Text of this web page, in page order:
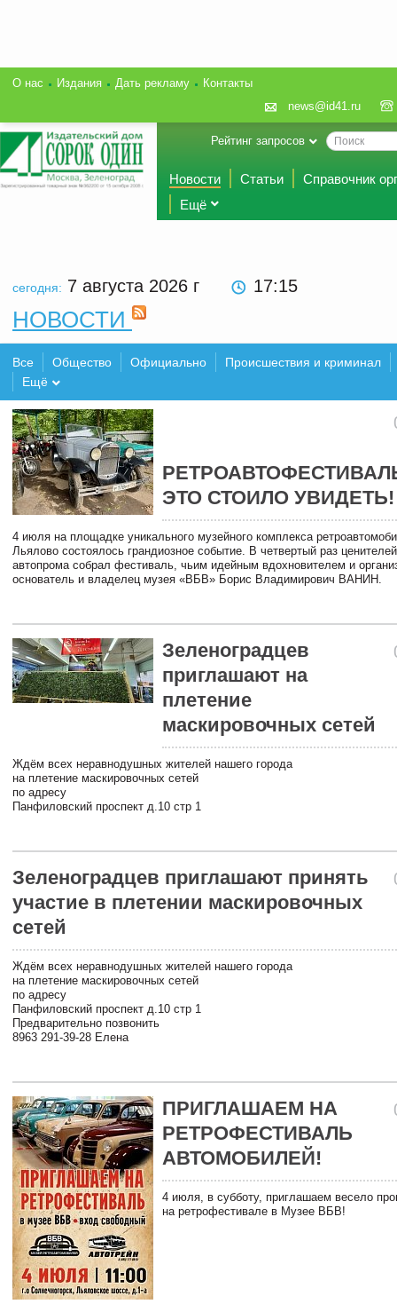
О нас Издания Дать рекламу
Контакты
news@id41.ru
Рейтинг запросов
Новости Статьи
Справочник
Ещё
сегодня: 7 августа 2026 г 17:15
НОВОСТИ
Все Общество Официально
Происшествия и криминал
Ещё
ЭТО СТОИЛО УВИДЕТЬ!
4 июля на площадке уникального музейного комплекса
Льялово состоялось грандиозное событие. В четвертый раз
автопрома собрал фестиваль, чьим идейным вдохновителем и
основатель и владелец музея «ВБВ» Борис Владимирович ВАНИН.
Зеленоградцев
приглашают на
плетение
маскировочных сетей
Ждём всех неравнодушных жителей нашего города
на плетение маскировочных сетей
по адресу
Панфиловский проспект д.10 стр 1
Зеленоградцев приглашают принять
участие в плетении маскировочных
сетей
Ждём всех неравнодушных жителей нашего города
на плетение маскировочных сетей
по адресу
Панфиловский проспект д.10 стр 1
Предварительно позвонить
8963 291-39-28 Елена
ПРИГЛАШАЕМ НА
РЕТРОФЕСТИВАЛЬ
АВТОМОБИЛЕЙ!
4 июля, в субботу, приглашаем весело
на ретрофестивале в Музее ВБВ!